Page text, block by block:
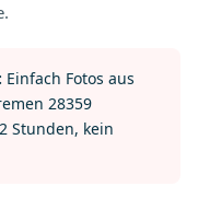
Einfach Fotos aus
28359
Stunden, kein